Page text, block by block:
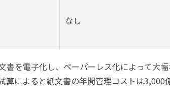
なし
を電子化し、ペーパーレス化によって大
算によると紙文書の年間管理コストは3,000